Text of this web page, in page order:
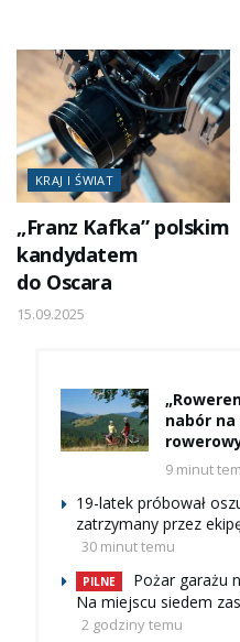
KRAJ I ŚWIAT
„Franz Kafka” polskim
kandydatem
do Oscara
15.09.2025
nabór
9 minut
19-latek próbował
zatrzymany przez
30 minut temu
PILNE
Pożar garażu
Na miejscu siedem
2 godziny temu